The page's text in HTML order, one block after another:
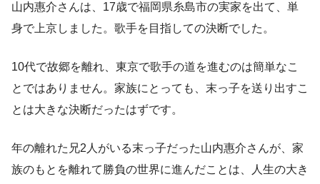
山内惠介さんは、17歳で福岡県糸島市の実家を出て、単
身で上京しました。歌手を目指しての決断でした。
10代で故郷を離れ、東京で歌手の道を進むのは簡単なこ
とではありません。家族にとっても、末っ子を送り出すこ
とは大きな決断だったはずです。
年の離れた兄2人がいる末っ子だった山内惠介さんが、家
族のもとを離れて勝負の世界に進んだことは、人生の大き